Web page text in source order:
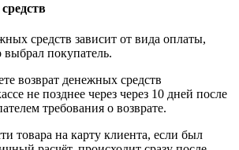
средств зависит от вида оплаты,
выбрал покупатель.
возврат денежных средств
не позднее через через 10 дней после
требования о возврате.
товара на карту клиента, если был